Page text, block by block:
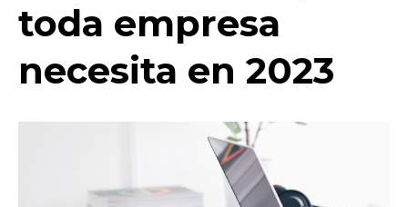
toda empresa
necesita en 2023